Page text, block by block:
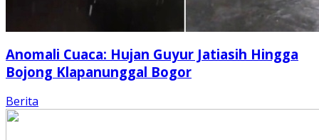
Anomali Cuaca: Hujan Guyur Jatiasih Hingga
Bojong Klapanunggal Bogor
Berita